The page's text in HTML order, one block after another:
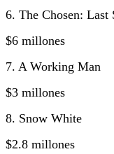
6. The Chosen: Last
$6 millones
7. A Working Man
$3 millones
8. Snow White
$2.8 millones